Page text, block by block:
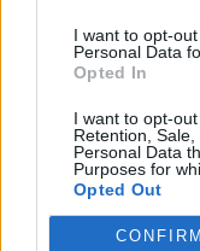
I want to opt-
Personal Data
Opted In
I want to opt-
Retention,
Personal Data
Purposes for
Opted Out
CONFIRM